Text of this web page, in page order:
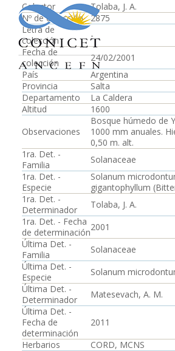
Colector
Tolaba, J. A.
Nº de colección
2875
Letra de
colección
-
Fecha de
colección
24/02/2001
País
Argentina
Provincia
Salta
Departamento
La Caldera
Altitud
1600
Observaciones
Bosque húmedo de
1000 mm anuales.
0,50 m. alt.
1ra. Det. -
Familia
Solanaceae
1ra. Det. -
Especie
Solanum
gigantophyllum
1ra. Det. -
Determinador
Tolaba, J. A.
1ra. Det. - Fecha
de determinación2001
Última Det. -
Familia
Solanaceae
Última Det. -
Especie
Solanum
Última Det. -
Determinador
Matesevach, A. M.
Última Det. -
Fecha de
determinación
2011
Herbarios
CORD, MCNS